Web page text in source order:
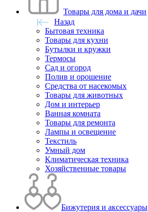
Товары для дома и дачи
Назад
Бытовая техника
Товары для кухни
Бутылки и кружки
Термосы
Сад и огород
Полив и орошение
Средства от насекомых
Товары для животных
Дом и интерьер
Ванная комната
Товары для ремонта
Лампы и освещение
Текстиль
Умный дом
Климатическая техника
Хозяйственные товары
Бижутерия и аксессуары